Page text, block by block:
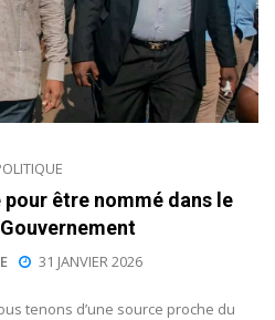
être nommé dans le
31 JANVIER 2026
tenons d’une source proche du